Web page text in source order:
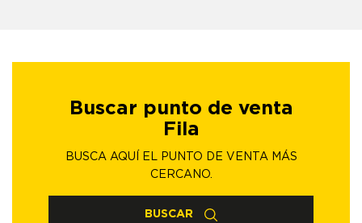
Buscar punto de venta
Fila
BUSCA AQUÍ EL PUNTO DE VENTA MÁS
CERCANO.
BUSCAR